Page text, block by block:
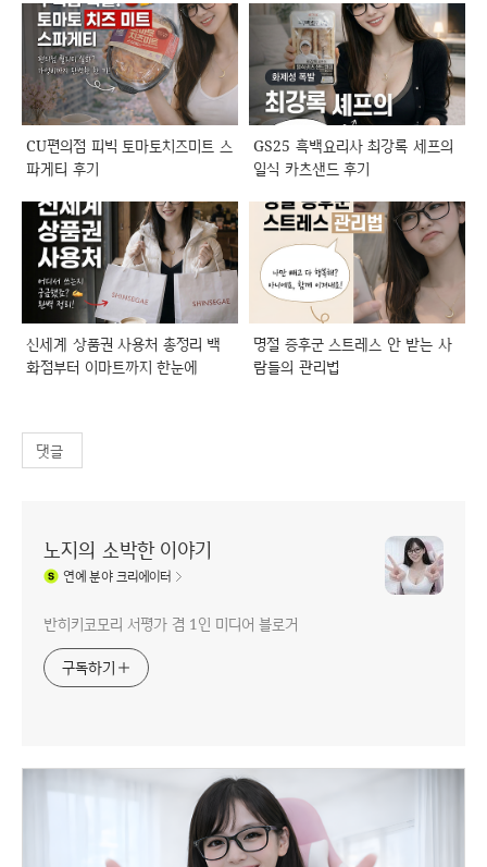
CU편의점 피빅 토마토치즈미트 스
파게티 후기
GS25 흑백요리사 최강록 세프의
일식 카츠샌드 후기
신세계 상품권 사용처 총정리 백
화점부터 이마트까지 한눈에
명절 증후군 스트레스 안 받는 사
람들의 관리법
댓글
노지의 소박한 이야기
연예분야 크리에이터
반히키코모리 서평가 겸 1인 미디어 블로거
구독하기